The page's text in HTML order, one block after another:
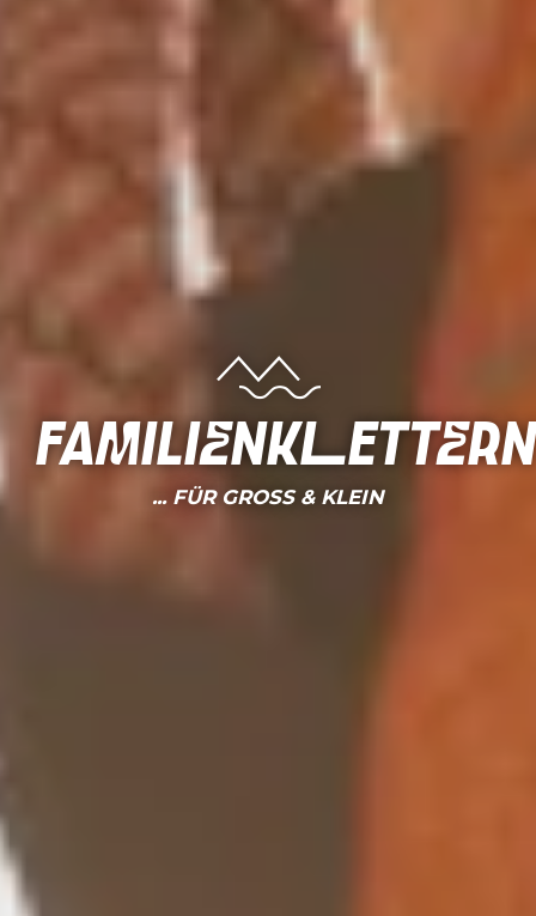
Familienklettern
... FÜR GROSS & KLEIN